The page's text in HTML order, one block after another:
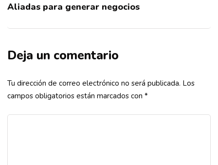
Aliadas para generar negocios
Deja un comentario
Tu dirección de correo electrónico no será publicada. Los
campos obligatorios están marcados con *